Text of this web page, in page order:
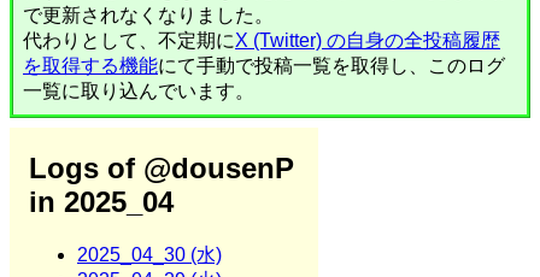
で更新されなくなりました。
代わりとして、不定期にX (Twitter) の自身の全投稿履歴
を取得する機能にて手動で投稿一覧を取得し、このログ
一覧に取り込んでいます。
Logs of @dousenP
in 2025_04
2025_04_30 (水)